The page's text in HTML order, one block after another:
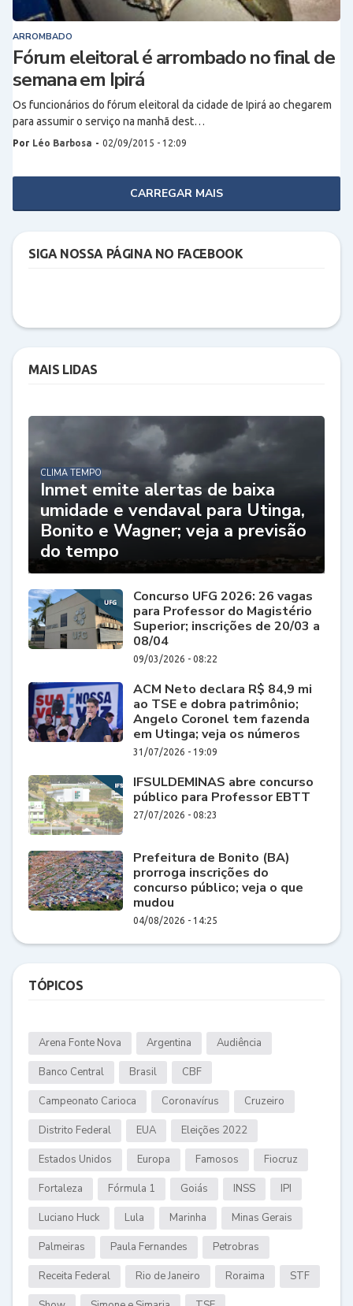
ARROMBADO
Fórum eleitoral é arrombado no final de
semana em Ipirá
Os funcionários do fórum eleitoral da cidade de Ipirá ao chegarem
para assumir o serviço na manhã dest…
Por Léo Barbosa - 02/09/2015 - 12:09
CARREGAR MAIS
SIGA NOSSA PÁGINA NO FACEBOOK
MAIS LIDAS
CLIMA TEMPO
Inmet emite alertas de baixa
umidade e vendaval para Utinga,
Bonito e Wagner; veja a previsão
do tempo
Concurso UFG 2026: 26 vagas
para Professor do Magistério
Superior; inscrições de 20/03 a
08/04
09/03/2026 - 08:22
ACM Neto declara R$ 84,9 mi
ao TSE e dobra patrimônio;
Angelo Coronel tem fazenda
em Utinga; veja os números
31/07/2026 - 19:09
IFSULDEMINAS abre concurso
público para Professor EBTT
27/07/2026 - 08:23
Prefeitura de Bonito (BA)
prorroga inscrições do
concurso público; veja o que
mudou
04/08/2026 - 14:25
TÓPICOS
Arena Fonte Nova Argentina Audiência
Banco Central Brasil CBF
Campeonato Carioca Coronavírus Cruzeiro
Distrito Federal EUA Eleições 2022
Estados Unidos Europa Famosos Fiocruz
Fortaleza Fórmula 1 Goiás INSS IPI
Luciano Huck Lula Marinha Minas Gerais
Palmeiras Paula Fernandes Petrobras
Receita Federal Rio de Janeiro Roraima STF